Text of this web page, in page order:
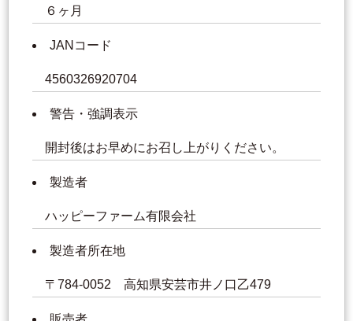
６ヶ月
JANコード
4560326920704
警告・強調表示
開封後はお早めにお召し上がりください。
製造者
ハッピーファーム有限会社
製造者所在地
〒784-0052 高知県安芸市井ノ口乙479